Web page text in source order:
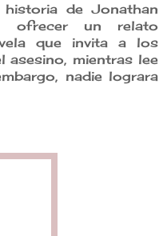
de Jonathan
ofrecer un relato
que invita a los
asesino, mientras lee
nadie lograra